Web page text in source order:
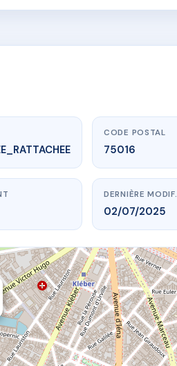
CODE POSTAL
75016
DERNIÈRE MODIF.
02/07/2025